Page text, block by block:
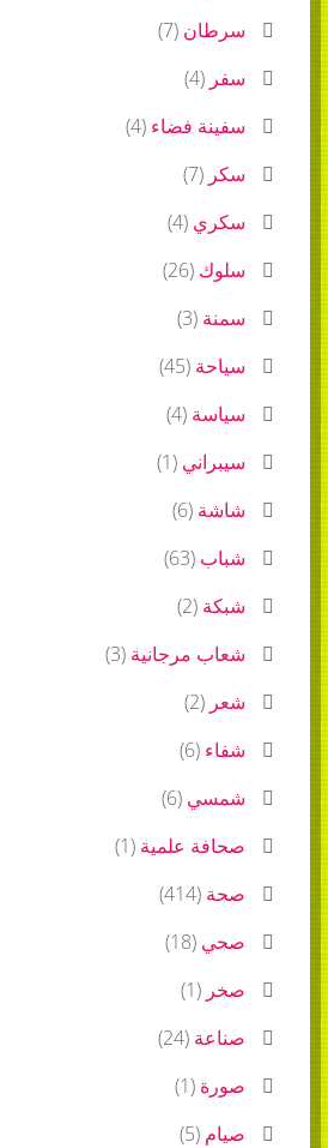
سرطان (
7
)
سفر (
4
)
سفينة فضاء (
4
)
سكر (
7
)
سكري (
4
)
سلوك (
26
)
سمنة (
3
)
سياحة (
45
)
سياسة (
4
)
سيبراني (
1
)
شاشة (
6
)
شباب (
63
)
شبكة (
2
)
شعاب مرجانية (
3
)
شعر (
2
)
شفاء (
6
)
شمسي (
6
)
صحافة علمية (
1
)
صحة (
414
)
صحي (
18
)
صخر (
1
)
صناعة (
24
)
صورة (
1
)
صيام (
5
)